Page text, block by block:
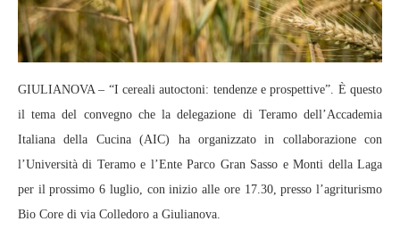
GIULIANOVA – “I cereali autoctoni: tendenze e prospettive”. È questo
il tema del convegno che la delegazione di Teramo dell’Accademia
Italiana della Cucina (AIC) ha organizzato in collaborazione con
l’Università di Teramo e l’Ente Parco Gran Sasso e Monti della Laga
per il prossimo 6 luglio, con inizio alle ore 17.30, presso l’agriturismo
Bio Core di via Colledoro a Giulianova.